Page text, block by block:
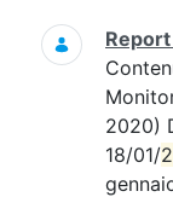
2020)
18/01/